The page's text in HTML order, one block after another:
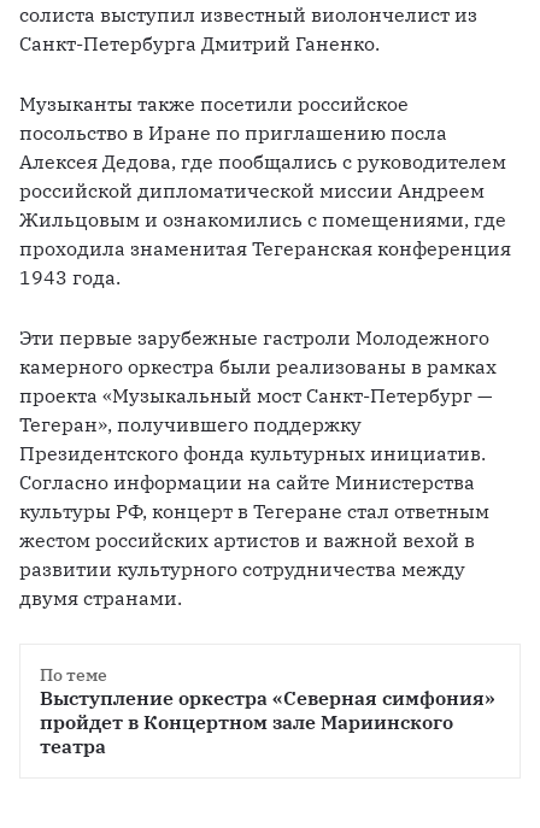
солиста выступил известный виолончелист из
Санкт-Петербурга Дмитрий Ганенко.
Музыканты также посетили российское
посольство в Иране по приглашению посла
Алексея Дедова, где пообщались с руководителем
российской дипломатической миссии Андреем
Жильцовым и ознакомились с помещениями, где
проходила знаменитая Тегеранская конференция
1943 года.
Эти первые зарубежные гастроли Молодежного
камерного оркестра были реализованы в рамках
проекта «Музыкальный мост Санкт-Петербург —
Тегеран», получившего поддержку
Президентского фонда культурных инициатив.
Согласно информации на сайте Министерства
культуры РФ, концерт в Тегеране стал ответным
жестом российских артистов и важной вехой в
развитии культурного сотрудничества между
двумя странами.
По теме
Выступление оркестра «Северная симфония»
пройдет в Концертном зале Мариинского
театра